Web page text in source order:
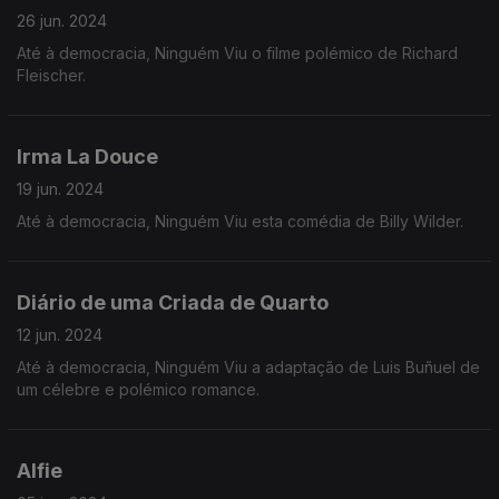
26 jun. 2024
Até à democracia, Ninguém Viu o filme polémico de Richard
Fleischer.
Irma La Douce
19 jun. 2024
Até à democracia, Ninguém Viu esta comédia de Billy Wilder.
Diário de uma Criada de Quarto
12 jun. 2024
Até à democracia, Ninguém Viu a adaptação de Luis Buñuel de
um célebre e polémico romance.
Alfie